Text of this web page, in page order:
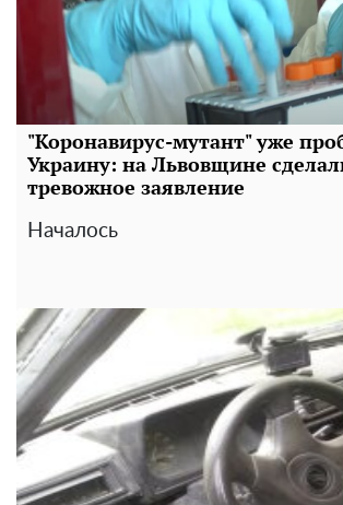
"Коронавирус-мутант" уже
Украину: на Львовщине
тревожное заявление
Началось